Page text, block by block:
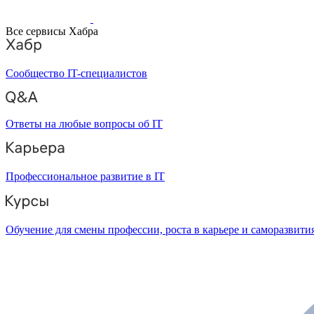
Все сервисы Хабра
Сообщество IT-специалистов
Ответы на любые вопросы об IT
Профессиональное развитие в IT
Обучение для смены профессии, роста в карьере и